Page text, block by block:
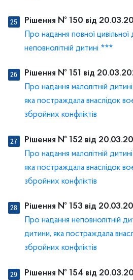
Рішення № 150 від
Про надання повної цивільної
неповнолітній дитині ***
Рішення № 151 від
Про надання малолітній
яка постраждала внаслідок
збройних конфліктів
Рішення № 152 від
Про надання малолітній
яка постраждала внаслідок
збройних конфліктів
Рішення № 153 від
Про надання неповнолітній
дитини, яка постраждала
збройних конфліктів
Рішення № 154 від